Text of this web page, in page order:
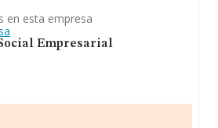
en esta empresa
Empresarial